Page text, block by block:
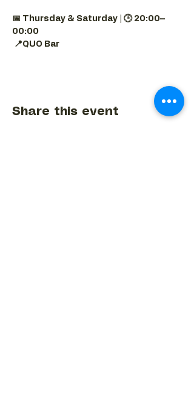
📅 Thursday & Saturday | 🕒 20:00–
00:00
📍QUO Bar
Share this event